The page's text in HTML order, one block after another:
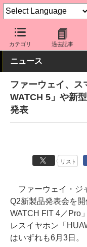
カテゴリ 過去記事
ケータイ Watch 周辺機
ニュース
ファーウェイ、ス
WATCH 5」や新
発表
リスト
ファーウェイ・ジ
Q2新製品発表会を
WATCH FIT 4／Pro
レスイヤホン「
はいずれも6月3日。